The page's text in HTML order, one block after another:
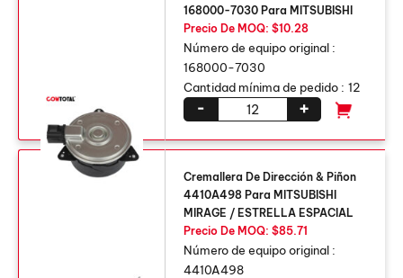
168000-7030 Para MITSUBISHI
Precio De MOQ: $10.28
Número de equipo original :
168000-7030
Cantidad mínima de pedido : 12
+
-
Cremallera De Dirección & Piñon
4410A498 Para MITSUBISHI
MIRAGE / ESTRELLA ESPACIAL
Precio De MOQ: $85.71
Número de equipo original :
4410A498